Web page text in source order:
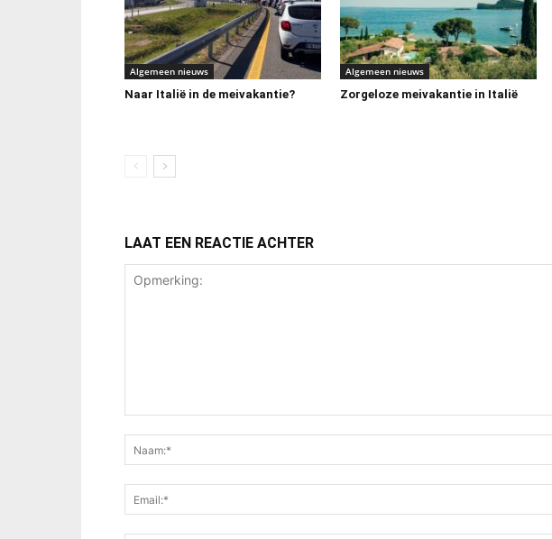
Algemeen nieuws
Naar Italië in de meivakantie?
Algemeen nieuws
Zorgeloze meivakantie in Italië
LAAT EEN REACTIE ACHTER